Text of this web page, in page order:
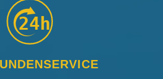
24h